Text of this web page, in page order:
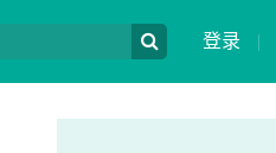
登录 |